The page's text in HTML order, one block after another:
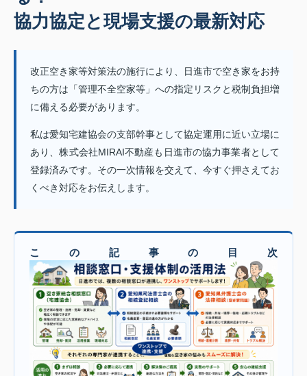
協力協定と現場支援の最新対応
改正空き家等対策法の施行により、日進市で空き家をお持
ちの方は「管理不全空家等」への指定リスクと税制負担増
に備える必要があります。
私は愛知宅建協会の支部幹事として協定運用に近い立場に
あり、株式会社MIRAI不動産も日進市の協力事業者として
登録済みです。その一次情報を交えて、今すぐ押さえてお
くべき対応をお伝えします。
この記事の目次